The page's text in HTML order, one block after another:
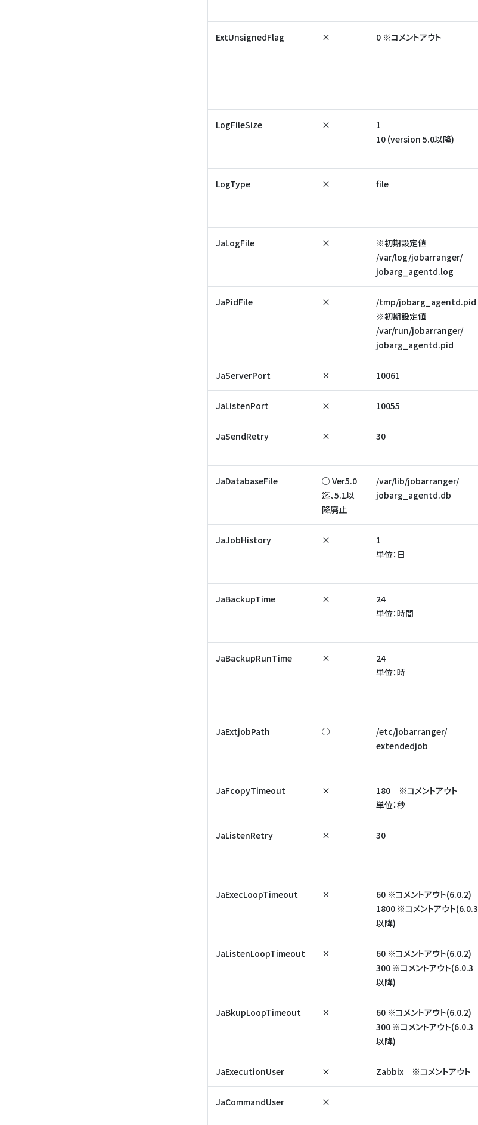
ExtUnsignedFlag × 0 ※コメントアウト
LogFileSize ×
1
10 (version 5.0以降)
LogType × file
JaLogFile ×
※初期設定値
/var/log/jobarranger/
jobarg_agentd.log
JaPidFile ×
/tmp/jobarg_agentd.pid
※初期設定値
/var/run/jobarranger/
jobarg_agentd.pid
JaServerPort × 10061
JaListenPort × 10055
JaSendRetry × 30
JaDatabaseFile
○ Ver5.0
迄、5.1以
降廃止
/var/lib/jobarranger/
jobarg_agentd.db
JaJobHistory ×
1
単位：日
JaBackupTime ×
24
単位：時間
JaBackupRunTime ×
24
単位：時
JaExtjobPath ○
/etc/jobarranger/
extendedjob
JaFcopyTimeout ×
180 ※コメントアウト
単位：秒
JaListenRetry × 30
JaExecLoopTimeout ×
60 ※コメントアウト(6.0.2)
1800 ※コメントアウト(6.0.3
以降)
JaListenLoopTimeout ×
60 ※コメントアウト(6.0.2)
300 ※コメントアウト(6.0.3
以降)
JaBkupLoopTimeout ×
60 ※コメントアウト(6.0.2)
300 ※コメントアウト(6.0.3
以降)
JaExecutionUser × Zabbix ※コメントアウト
JaCommandUser ×